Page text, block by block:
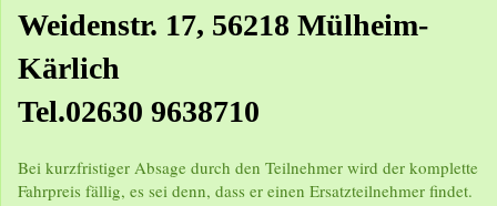
Weidenstr. 17, 56218 Mülheim-
Kärlich
Tel.02630 9638710
Bei kurzfristiger Absage durch den Teilnehmer wird der komplette
Fahrpreis fällig, es sei denn, dass er einen Ersatzteilnehmer findet.